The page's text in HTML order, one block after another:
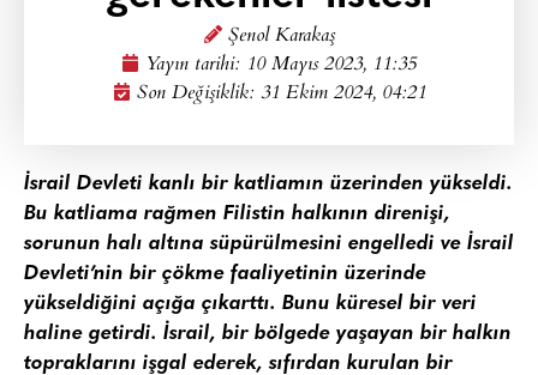
Şenol Karakaş
Yayın tarihi: 10 Mayıs 2023, 11:35
Son Değişiklik: 31 Ekim 2024, 04:21
İsrail Devleti kanlı bir katliamın üzerinden yükseldi.
Bu katliama rağmen Filistin halkının direnişi,
sorunun halı altına süpürülmesini engelledi ve İsrail
Devleti’nin bir çökme faaliyetinin üzerinde
yükseldiğini açığa çıkarttı. Bunu küresel bir veri
haline getirdi. İsrail, bir bölgede yaşayan bir halkın
topraklarını işgal ederek, sıfırdan kurulan bir